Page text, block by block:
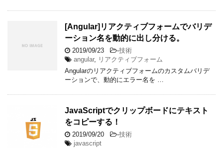
[Angular]リアクティブフォームでバリデ
ーション名を動的に出し分ける。
2019/09/23 -技術
angular,
リアクティブフォーム
Angularのリアクティブフォームのカスタムバリデ
ーションで、動的にエラー名を …
JavaScriptでクリップボードにテキスト
をコピーする！
2019/09/20 -技術
javascript